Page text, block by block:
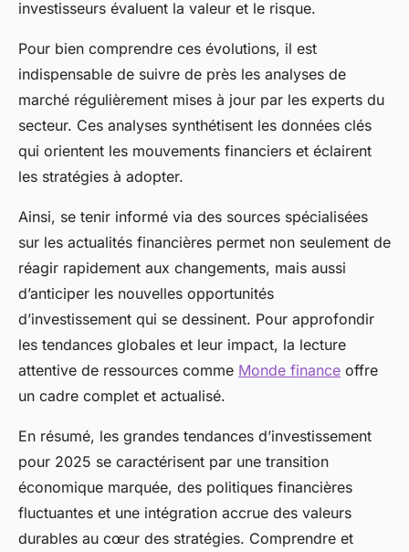
investisseurs évaluent la valeur et le risque.
Pour bien comprendre ces évolutions, il est
indispensable de suivre de près les analyses de
marché régulièrement mises à jour par les experts du
secteur. Ces analyses synthétisent les données clés
qui orientent les mouvements financiers et éclairent
les stratégies à adopter.
Ainsi, se tenir informé via des sources spécialisées
sur les actualités financières permet non seulement de
réagir rapidement aux changements, mais aussi
d’anticiper les nouvelles opportunités
d’investissement qui se dessinent. Pour approfondir
les tendances globales et leur impact, la lecture
attentive de ressources comme Monde finance offre
un cadre complet et actualisé.
En résumé, les grandes tendances d’investissement
pour 2025 se caractérisent par une transition
économique marquée, des politiques financières
fluctuantes et une intégration accrue des valeurs
durables au cœur des stratégies. Comprendre et